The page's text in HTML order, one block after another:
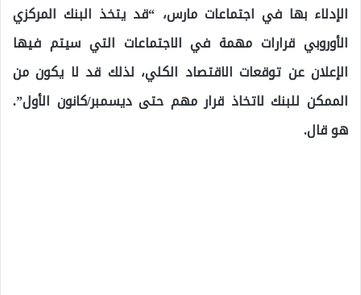
الإدلاء بها في اجتماعات مارس، “قد يتخذ البنك المركزي
الأوروبي قرارات مهمة في الاجتماعات التي سيتم فيها
الإعلان عن توقعات الاقتصاد الكلي، لذلك قد لا يكون من
الممكن للبنك لاتخاذ قرار مهم حتى ديسمبر/كانون الأول”.
هو قال.